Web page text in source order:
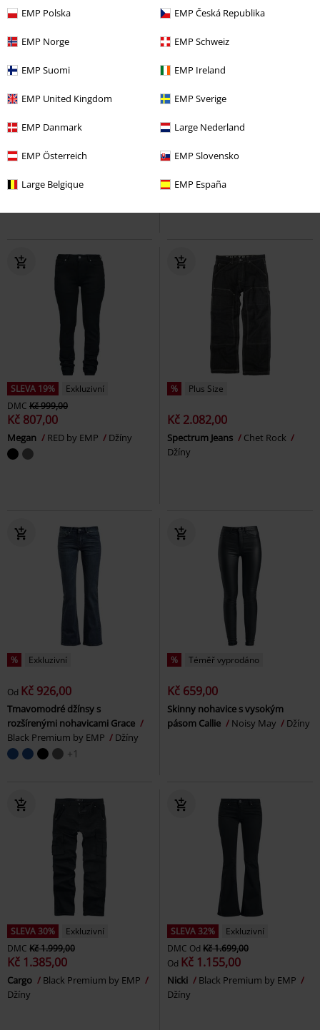
EMP Polska EMP Česká Republika
EMP Norge EMP Schweiz
EMP Suomi EMP Ireland
EMP United Kingdom EMP Sverige
EMP Danmark Large Nederland
EMP Österreich EMP Slovensko
Large Belgique EMP España
DMC Kč 1.699,00
Kč 1.155,00
Gothicana by EMP
DMC OdKč 1.699,00
Od
Kč 926,00
RED by EMP
SLEVA 19%
Exkluzivní
DMC Kč 999,00
Kč 807,00
Megan RED by EMP Džíny
% Plus Size
Kč 2.082,00
Spectrum Jeans
Chet Rock
Džíny
% Exkluzivní
Od Kč 926,00
Tmavomodré džínsy s
rozšírenými nohavicami Grace
Black Premium by EMP
Džíny
+1
% Téměř vyprodáno
Kč 659,00
Skinny nohavice s vysokým
pásom Callie
Noisy May Džíny
SLEVA 30%
Exkluzivní
DMC Kč 1.999,00
Kč 1.385,00
Cargo
Black Premium by EMP
Džíny
SLEVA 32%
Exkluzivní
DMC Od Kč 1.699,00
Od Kč 1.155,00
Nicki
Black Premium by EMP
Džíny